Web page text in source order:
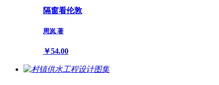
隔窗看伦敦
周岚 著
￥54.00